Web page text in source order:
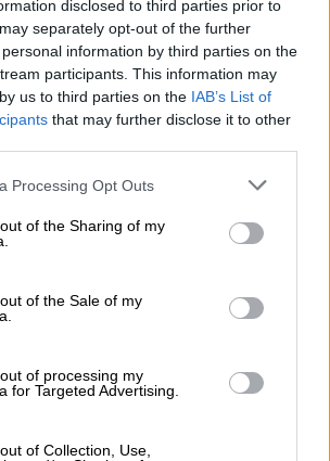
disclosed to third parties prior to
separately opt-out of the further
information by third parties on the
participants. This information may
us to third parties on the IAB’s List of
that may further disclose it to other
website/app uses one or more Google
visit or usage behaviour. You may click to
to Google and its third-party tags to
specified purposes in below Google
Processing Opt Outs
of the Sharing of my
of the Sale of my
of processing my
for Targeted Advertising.
of Collection, Use,
10:22
της Θεσσαλονίκης
και αρχαιολογικοί
μεταξύ άλλων στη